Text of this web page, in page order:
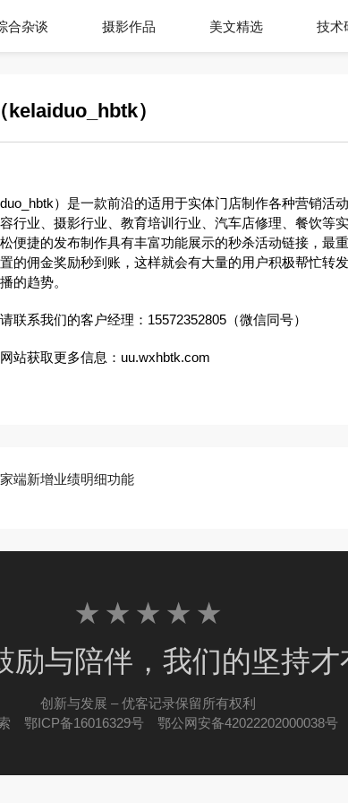
合杂谈 摄影作品 美文精选 技术
）
）是一款前沿的适用于实体门店制作各种营销活
行业、摄影行业、教育培训行业、汽车店修理、餐饮等
便捷的发布制作具有丰富功能展示的秒杀活动链接，最
的佣金奖励秒到账，这样就会有大量的用户积极帮忙转
的趋势。
联系我们的客户经理：15572352805（微信同号）
站获取更多信息：uu.wxhbtk.com
端新增业绩明细功能
★ ★ ★ ★ ★
励与陪伴，我们的坚持才
创新与发展 – 优客记录保留所有权利
鄂ICP备16016329号 鄂公网安备42022202000038号